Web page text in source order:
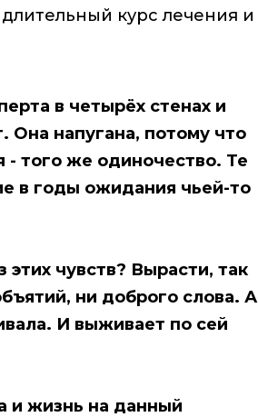
курс лечения и
в четырёх стенах и
Она напугана, потому что
того же одиночество. Те
в годы ожидания чьей-то
чувств? Вырасти, так
ни доброго слова. А
И выживает по сей
и жизнь на данный